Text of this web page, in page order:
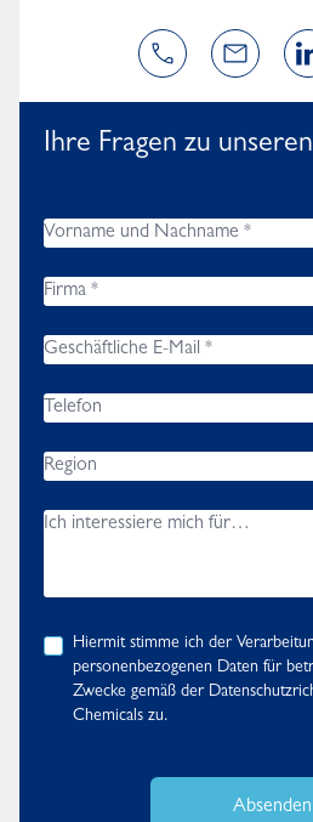
Ihre Fragen zu
Hiermit stimme ich der
personenbezogenen Daten für
Zwecke gemäß der
Chemicals zu.
Absenden